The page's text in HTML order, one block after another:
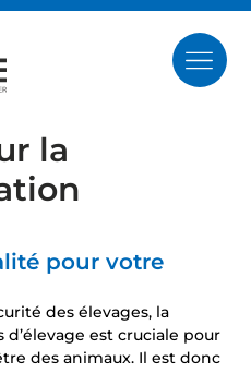
la
pour votre
des élevages, la
est cruciale pour
des animaux. Il est donc